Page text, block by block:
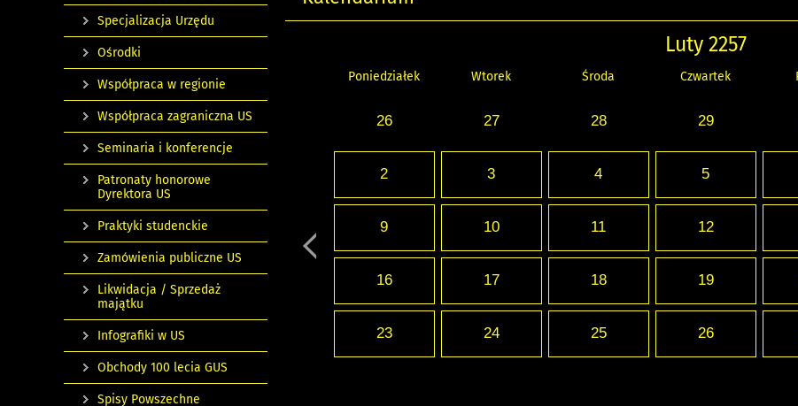
Luty 2257
Poniedziałek Wtorek Środa Czwartek
26 27 28 29
2 3 4 5
9 10 11 12
16 17 18 19
23 24 25 26
Specjalizacja Urzędu
Ośrodki
Współpraca w regionie
Współpraca zagraniczna US
Seminaria i konferencje
Patronaty honorowe
Dyrektora US
Praktyki studenckie
Zamówienia publiczne US
Likwidacja / Sprzedaż
majątku
Infografiki w US
Obchody 100 lecia GUS
Spisy Powszechne